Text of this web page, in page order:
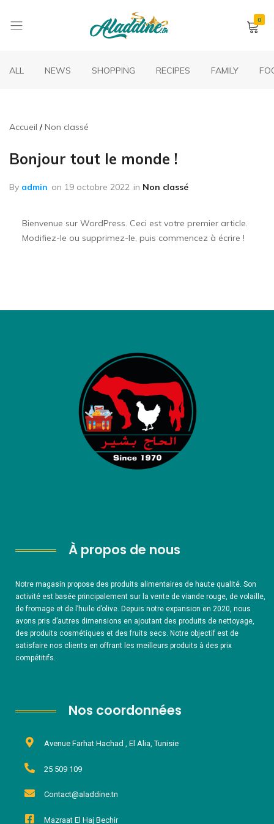
produits
0
ALL NEWS SHOPPING RECIPES FAMILY
Accueil Non classé
Bonjour tout le monde !
By admin on 19 octobre 2022 in Non classé
Bienvenue sur WordPress. Ceci est votre premier article.
Modifiez-le ou supprimez-le, puis commencez à écrire !
À propos de nous
Notre magasin propose des produits alimentaires de haute qualité. Son
activité est basée principalement sur la vente de viande rouge, de volaille,
de fromage et de l’huile d’olive. Depuis notre expansion en 2020, nous
avons pris d’autres dimensions en ajoutant des produits de nettoyage,
des produits cosmétiques et des fruits secs. Notre objectif est de
satisfaire nos clients en offrant les meilleurs produits à des prix
compétitifs.
Nos coordonnées
Avenue Farhat Hachad , El Alia, Tunisie
25 509 109
Contact@aladdine.tn
Mazraat El Haj Bechir